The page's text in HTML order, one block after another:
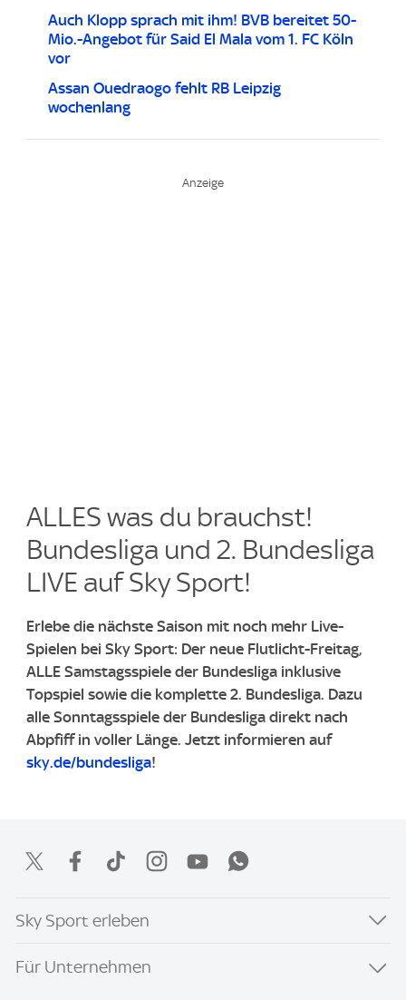
Auch Klopp sprach mit ihm! BVB bereitet 50-
Mio.-Angebot für Said El Mala vom 1. FC Köln
vor
Assan Ouedraogo fehlt RB Leipzig
wochenlang
ALLES was du brauchst!
Bundesliga und 2. Bundesliga
LIVE auf Sky Sport!​
Erlebe die nächste Saison mit noch mehr Live-
Spielen bei Sky Sport: Der neue Flutlicht-Freitag,
ALLE Samstagsspiele der Bundesliga inklusive
Topspiel sowie die komplette 2. Bundesliga. ​Dazu
alle Sonntagsspiele der Bundesliga direkt nach
Abpfiff in voller Länge. ​Jetzt informieren auf
sky.de/bundesliga!
Sky Sport erleben
Für Unternehmen